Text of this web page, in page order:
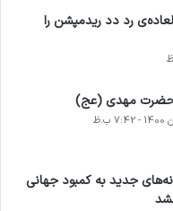
رد دد ریدمپشن را
حضرت مهدی (عج)
جدید به کمبود جهانی